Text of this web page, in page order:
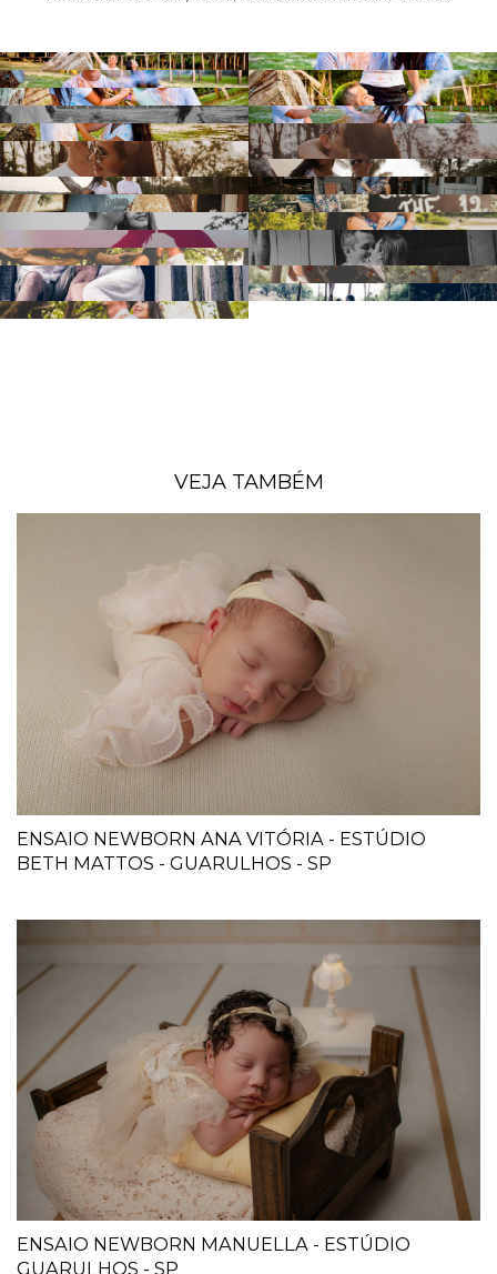
VEJA TAMBÉM
ENSAIO NEWBORN ANA VITÓRIA - ESTÚDIO
BETH MATTOS - GUARULHOS - SP
ENSAIO NEWBORN MANUELLA - ESTÚDIO
GUARULHOS - SP